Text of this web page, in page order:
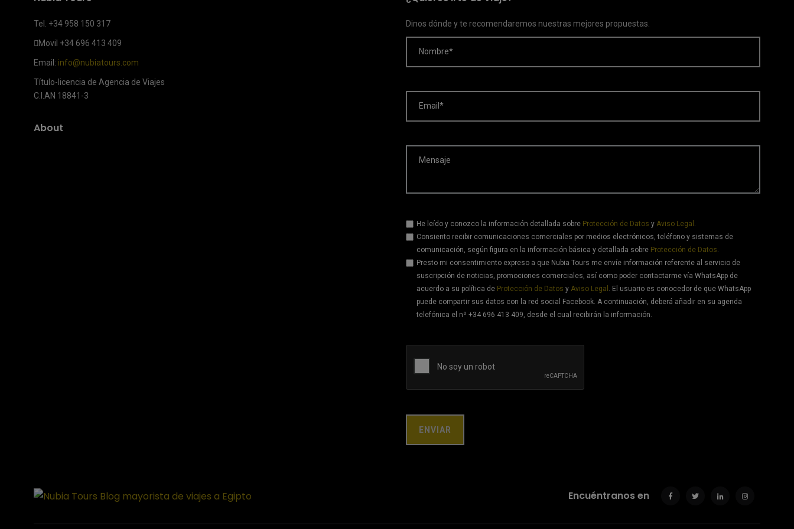
Tel. +34 958 150 317
Movil +34 696 413 409
Email: info@nubiatours.com
Título-licencia de Agencia de Viajes
C.I.AN 18841-3
About
Dinos dónde y te recomendaremos nuestras mejores propuestas.
Nombre*
Email*
Mensaje
He leído y conozco la información detallada sobre Protección de Datos y Aviso Legal .
Consiento recibir comunicaciones comerciales por medios electrónicos, teléfono y sistemas de
comunicación, según figura en la información básica y detallada sobre Protección de Datos.
Presto mi consentimiento expreso a que Nubia Tours me envíe información referente al servicio de
suscripción de noticias, promociones comerciales, así como poder contactarme vía WhatsApp de
acuerdo a su política de Protección de Datos y Aviso Legal . El usuario es conocedor de que WhatsApp
puede compartir sus datos con la red social Facebook. A continuación, deberá añadir en su agenda
telefónica el nº +34 696 413 409, desde el cual recibirán la información.
Encuéntranos en